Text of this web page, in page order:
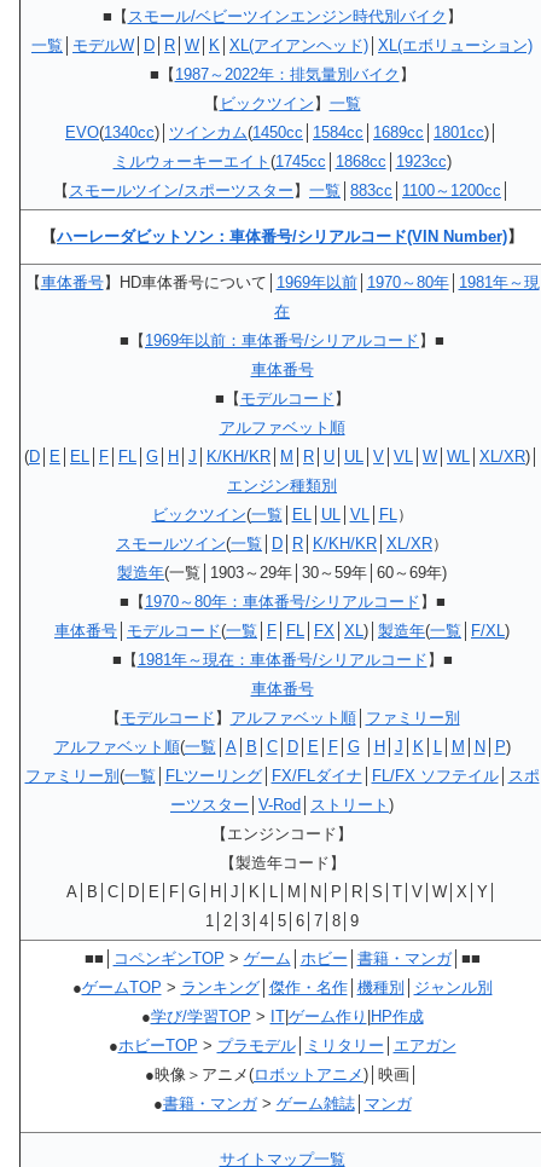
■【 スモール/ベビーツインエンジン時代別バイク 】
一覧
モデルW D R W K XL(アイアンヘッド) XL(エボリューション)
■【 1987～2022年：排気量別バイク 】
【 ビックツイン 】 一覧
EVO(1340cc)│ ツインカム(1450cc 1584cc 1689cc 1801cc)│
ミルウォーキーエイト (1745cc 1868cc 1923cc)
【 スモールツイン/スポーツスター 】 一覧 883cc 1100～1200cc
【ハーレーダビットソン：車体番号/シリアルコード(VIN Number)】
【車体番号】HD車体番号について│ 1969年以前│ 1970～80年│ 1981年～現
在
■【 1969年以前：車体番号/シリアルコード 】■
車体番号
■【 モデルコード 】
アルファベット順
(D E EL F FL G H J K/KH/KR M R U UL V VL W WL XL/XR)│
エンジン種類別
ビックツイン(一覧 EL│ UL│ VL│ FL）
スモールツイン(一覧 D R K/KH/KR XL/XR）
製造年(一覧│1903～29年│30～59年│60～69年)
■【 1970～80年：車体番号/シリアルコード 】■
車体番号 モデルコード(一覧 F FL FX XL)│ 製造年(一覧 F/XL)
■【 1981年～現在：車体番号/シリアルコード 】■
車体番号
【 モデルコード 】 アルファベット順│ ファミリー別
アルファベット順(一覧 A│ B C│ D│ E│ F│ G│ H J K│ L│ M N P)
ファミリー別 (一覧 FLツーリング│ FX/FLダイナ FL/FX ソフテイル│ スポ
ーツスター V-Rod ストリート )
【エンジンコード】
【製造年コード】
A│B│C│D│E│F│G│H│J│K│L│M│N│P│R│S│T│V│W│X│Y│
1│2│3│4│5│6│7│8│9
■■│ コペンギンTOP > ゲーム ホビー 書籍・マンガ│■■
●ゲームTOP > ランキング│ 傑作・名作│ 機種別
ジャンル別
●学び/学習TOP > IT| ゲーム作り HP作成
●ホビーTOP > プラモデル│ ミリタリー
エアガン
●映像＞アニメ(ロボットアニメ)│映画│
●書籍・マンガ> ゲーム雑誌│ マンガ
サイトマップ一覧